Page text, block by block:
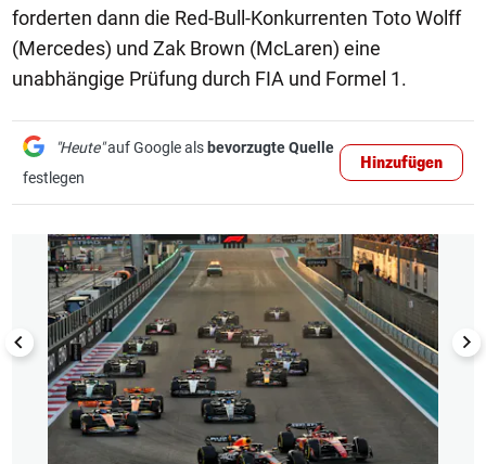
forderten dann die Red-Bull-Konkurrenten Toto Wolff
(Mercedes) und Zak Brown (McLaren) eine
unabhängige Prüfung durch FIA und Formel 1.
"Heute"auf Google als bevorzugte Quelle
festlegen
Hinzufügen
1/21